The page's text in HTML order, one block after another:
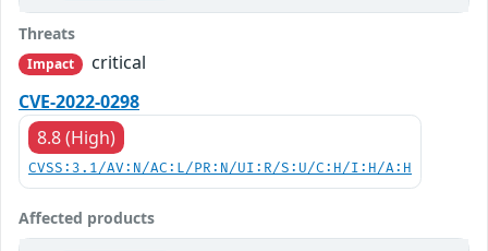
Threats
Impact
critical
CVE-2022-0298
8.8 (High)
CVSS:3.1/AV:N/AC:L/PR:N/UI:R/S:U/C:H/I:H/A:H
Affected products